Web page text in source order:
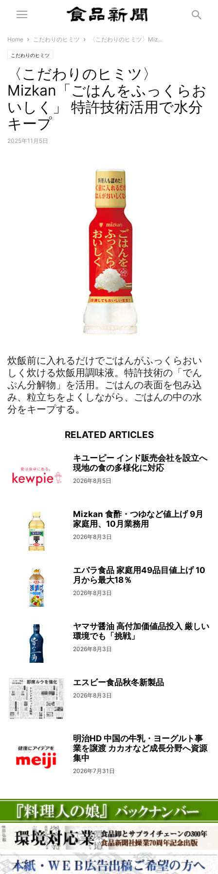
Home こだわりのヒミツ 〈こだわりのヒミツ〉Miz...
こだわりのヒミツ
〈こだわりのヒミツ〉
Mizkan「ごはんをふっくらお
いしく」 特許技術活用で水分
キープ
2025年11月5日
炊飯前に入れるだけでごはんがふっくらおい
しく炊ける炊飯用調味液。特許技術の「でん
ぷん分解物」を活用。ごはんの表面を包み込
み、粒立ちをよくしながら、ごはんの中の水
分をキープする。
RELATED ARTICLES
キユーピー インド販売会社を設立へ
現地の食の多様化に対応
2026年8月5日
Mizkan 食酢・つゆなど値上げ 9月
家庭用、10月業務用
2026年8月3日
エバラ食品 家庭用49品目値上げ 10
月から最大18％
2026年8月3日
ヤマサ醤油 高付加価値品投入 厳しい
環境でも「挑戦」
2026年8月3日
エスビー食品秋冬新製品
2026年8月3日
明治HD 中国の牛乳・ヨーグルト事
業を譲渡 カカオなど成長分野へ資源
集中
2026年7月31日